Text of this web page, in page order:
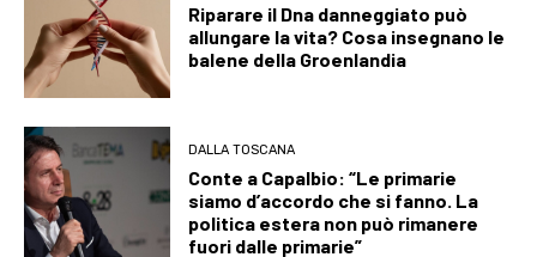
Riparare il Dna danneggiato può
allungare la vita? Cosa insegnano le
balene della Groenlandia
DALLA TOSCANA
Conte a Capalbio: “Le primarie
siamo d’accordo che si fanno. La
politica estera non può rimanere
fuori dalle primarie”